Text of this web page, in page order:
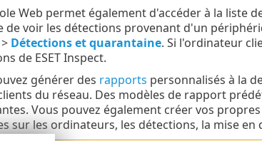
Web permet également d'accéder à la liste
de voir les détections provenant d'un
Détections et quarantaine. Si l'ordinateur
de ESET Inspect.
générer des rapports personnalisés à la
du réseau. Des modèles de rapport
Vous pouvez également créer vos propres
sur les ordinateurs, les détections, la mise